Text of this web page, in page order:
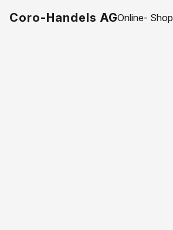
Coro-Handels AGOnline- Shop